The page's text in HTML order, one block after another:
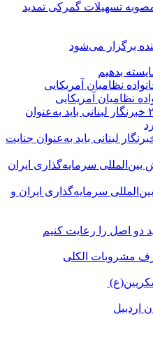
تسهیلات گمرکی تمدید
برگزار می‌شود
بدهیم
نظامیان آمریکایی
بین‌الملل: حمله اسرائیل به ۲ خبرنگار لبنانی باید به‌عنوان جنایت
سرمایه‌گذاری ایران و
دو اصل را رعایت کنیم
مشروبات الکلی
اردبیل